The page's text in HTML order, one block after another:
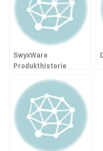
SwyxWare
Produkthistorie